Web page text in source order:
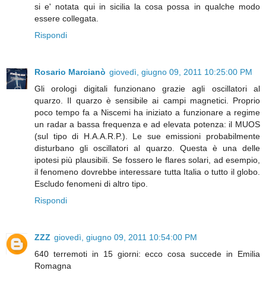
si e' notata qui in sicilia la cosa possa in qualche modo
essere collegata.
Rispondi
Rosario Marcianò giovedì, giugno 09, 2011 10:25:00 PM
Gli orologi digitali funzionano grazie agli oscillatori al
quarzo. Il quarzo è sensibile ai campi magnetici. Proprio
poco tempo fa a Niscemi ha iniziato a funzionare a regime
un radar a bassa frequenza e ad elevata potenza: il MUOS
(sul tipo di H.A.A.R.P.). Le sue emissioni probabilmente
disturbano gli oscillatori al quarzo. Questa è una delle
ipotesi più plausibili. Se fossero le flares solari, ad esempio,
il fenomeno dovrebbe interessare tutta Italia o tutto il globo.
Escludo fenomeni di altro tipo.
Rispondi
ZZZ giovedì, giugno 09, 2011 10:54:00 PM
640 terremoti in 15 giorni: ecco cosa succede in Emilia
Romagna